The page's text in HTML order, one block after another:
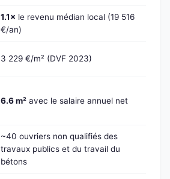
1.1× le revenu médian local (19 516
€/an)
3 229 €/m² (DVF 2023)
6.6 m² avec le salaire annuel net
~40 ouvriers non qualifiés des
travaux publics et du travail du
bétons